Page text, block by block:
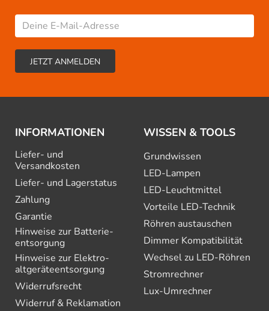
INFORMATIONEN
Liefer- und
Versandkosten
Liefer- und Lagerstatus
Zahlung
Garantie
Hinweise zur Batterie­
entsorgung
Hinweise zur Elektro­
altgeräte­entsorgung
Widerrufsrecht
Widerruf & Reklamation
WISSEN & TOOLS
Grundwissen
LED-Lampen
LED-Leuchtmittel
Vorteile LED-Technik
Röhren austauschen
Dimmer Kompatibilität
Wechsel zu LED-Röhren
Stromrechner
Lux-Umrechner